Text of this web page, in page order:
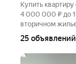
Купить
4 000 000 ₽ до
вторичном
25